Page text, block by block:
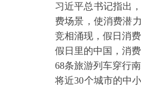
习近平总书记指出
费场景，使消费潜
竞相涌现，假日消
假日里的中国，消费
68条旅游列车穿行
将近30个城市的中